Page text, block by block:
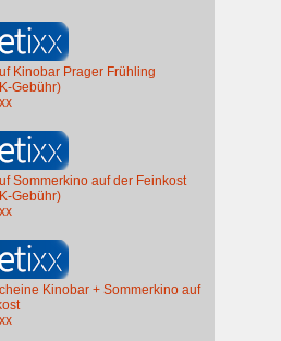
Kinobar Prager Frühling
Gebühr)
Sommerkino auf der Feinkost
Gebühr)
Kinobar + Sommerkino auf